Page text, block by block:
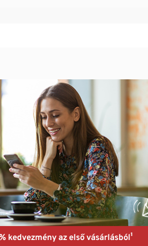
kedvezmény az első vásárlásból¹